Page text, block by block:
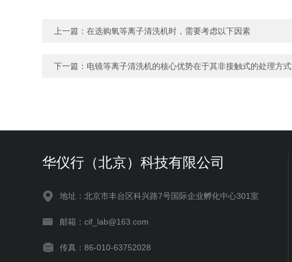
上一篇： 在选购氧等离子清洗机时，需要考虑以下因素
下一篇： 电镜等离子清洗机的核心优势在于其非接触式的处理方式
华仪行（北京）科技有限公司
地址：北京市丰台区科兴路7号国际企业孵化中心301室
邮箱：cif_lab@163.com
传真：86-010-63752028